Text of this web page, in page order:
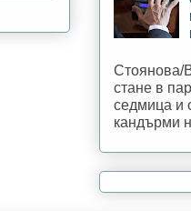
Стоянова/
стане в
седмица и
кандърми